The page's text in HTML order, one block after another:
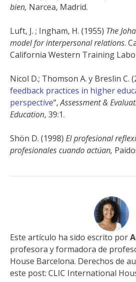
bien, Narcea, Madrid.
Luft, J. ; Ingham, H. (1955) The
model for interpersonal relations.
California Western Training
Nicol D.; Thomson A. y Breslin C.
feedback practices in higher
perspective“,Assessment &
Education, 39:1.
Shön D. (1998) El profesional
profesionales cuando actúan,
Este artículo ha sido escrito por
profesora y formadora de
House Barcelona. Derechos de
este post: CLIC International